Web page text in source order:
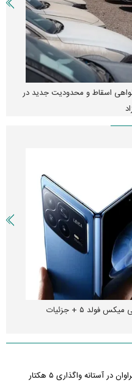
اسقاط و محدودیت جدید در
۵ + جزئیات
آستانه واگذاری ۵ هکتار